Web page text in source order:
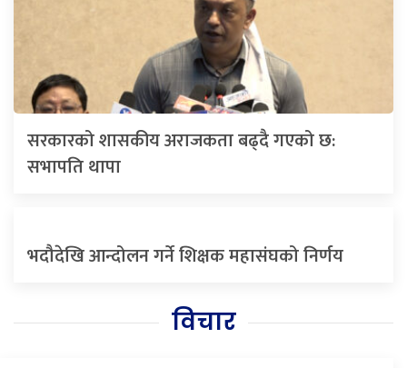
सरकारको शासकीय अराजकता बढ्दै गएको छ:
सभापति थापा
भदौदेखि आन्दोलन गर्ने शिक्षक महासंघको निर्णय
विचार